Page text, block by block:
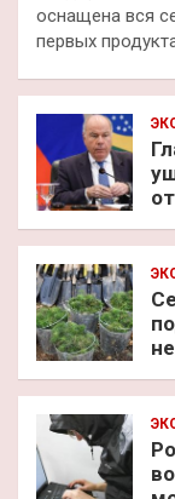
оснащена вся
первых